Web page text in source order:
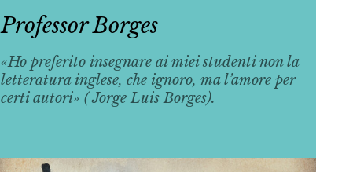
Professor Borges
«Ho preferito insegnare ai miei studenti non la
letteratura inglese, che ignoro, ma l’amore per
certi autori» ( Jorge Luis Borges).